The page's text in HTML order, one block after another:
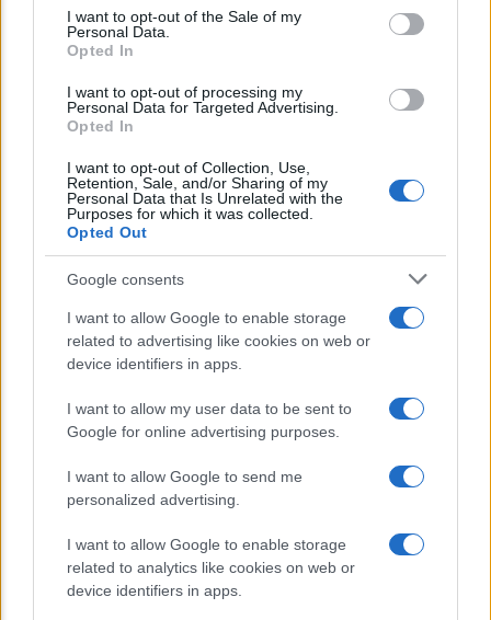
services and may gather and store information including but
not limited to your visit or usage behaviour. You may click to
grant or deny consent to Google and its third-party tags to
consent section.
I want to opt-out of the Sale of my
Personal Data.
Opted In
I want to opt-out of processing my
Personal Data for Targeted Advertising.
Opted In
I want to opt-out of Collection, Use,
Retention, Sale, and/or Sharing of my
Personal Data that Is Unrelated with the
Purposes for which it was collected.
Opted Out
Google consents
I want to allow Google to enable storage
related to advertising like cookies on web or
device identifiers in apps.
I want to allow my user data to be sent to
Google for online advertising purposes.
I want to allow Google to send me
personalized advertising.
I want to allow Google to enable storage
related to analytics like cookies on web or
device identifiers in apps.
Covid: come riattivare il Green Pass dopo
essersi contagiati
Lo sapevi che...
Avena ogni giorno: perché questo
cereale può migliorare davvero la
salute
Dieta e tumori: quattro abitudini
alimentari che possono aiutare a
ridurre il rischio
Venti anni fa nascevano le università
telematiche in Italia grazie ad
UniMarconi